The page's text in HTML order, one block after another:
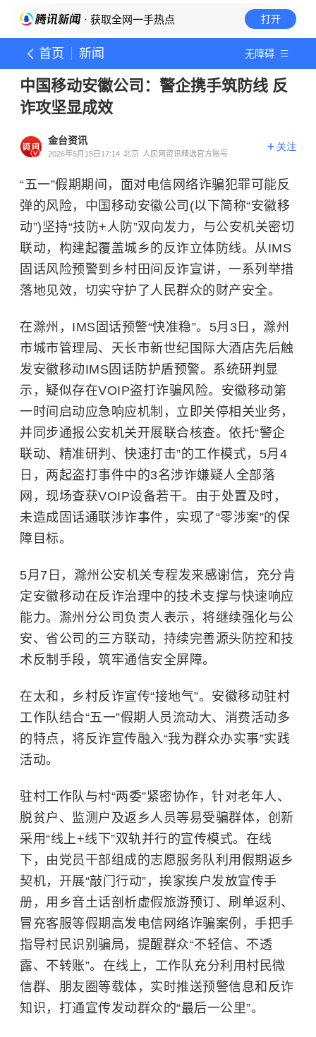
· 获取全网一手热点 打开
首页 新闻 无障碍
中国移动安徽公司：警企携手筑防线 反
诈攻坚显成效
金台资讯
2026年5月15日17:14 北京 人民网资讯精选官方账号
关注
“五一”假期期间，面对电信网络诈骗犯罪可能反
弹的风险，中国移动安徽公司(以下简称“安徽移
动”)坚持“技防+人防”双向发力，与公安机关密切
联动，构建起覆盖城乡的反诈立体防线。从IMS
固话风险预警到乡村田间反诈宣讲，一系列举措
落地见效，切实守护了人民群众的财产安全。
在滁州，IMS固话预警“快准稳”。5月3日，滁州
市城市管理局、天长市新世纪国际大酒店先后触
发安徽移动IMS固话防护盾预警。系统研判显
示，疑似存在VOIP盗打诈骗风险。安徽移动第
一时间启动应急响应机制，立即关停相关业务，
并同步通报公安机关开展联合核查。依托“警企
联动、精准研判、快速打击”的工作模式，5月4
日，两起盗打事件中的3名涉诈嫌疑人全部落
网，现场查获VOIP设备若干。由于处置及时，
未造成固话通联涉诈事件，实现了“零涉案”的保
障目标。
5月7日，滁州公安机关专程发来感谢信，充分肯
定安徽移动在反诈治理中的技术支撑与快速响应
能力。滁州分公司负责人表示，将继续强化与公
安、省公司的三方联动，持续完善源头防控和技
术反制手段，筑牢通信安全屏障。
在太和，乡村反诈宣传“接地气”。安徽移动驻村
工作队结合“五一”假期人员流动大、消费活动多
的特点，将反诈宣传融入“我为群众办实事”实践
活动。
驻村工作队与村“两委”紧密协作，针对老年人、
脱贫户、监测户及返乡人员等易受骗群体，创新
采用“线上+线下”双轨并行的宣传模式。在线
下，由党员干部组成的志愿服务队利用假期返乡
契机，开展“敲门行动”，挨家挨户发放宣传手
册，用乡音土话剖析虚假旅游预订、刷单返利、
冒充客服等假期高发电信网络诈骗案例，手把手
指导村民识别骗局，提醒群众“不轻信、不透
露、不转账”。在线上，工作队充分利用村民微
信群、朋友圈等载体，实时推送预警信息和反诈
知识，打通宣传发动群众的“最后一公里”。